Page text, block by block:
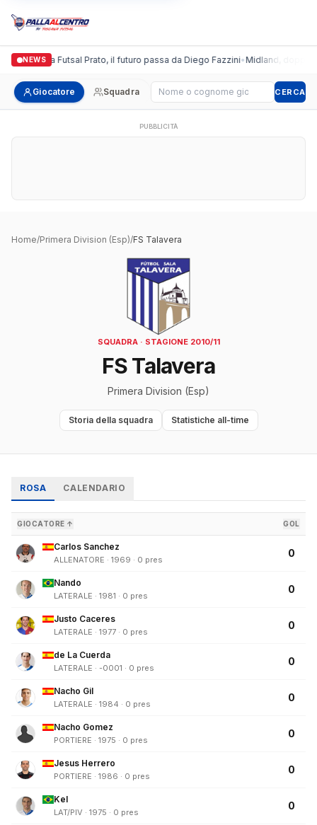
NEWS
Italgronda Futsal Prato, il futuro passa da Diego Fazzini•Midland, doppio
Giocatore Squadra Cerca giocatore CERCA
PUBBLICITÀ
Home/Primera Division (Esp)/FS Talavera
SQUADRA · STAGIONE 2010/11
FS Talavera
Primera Division (Esp)
Storia della squadra Statistiche all-time
ROSA CALENDARIO
GIOCATORE ↑ GOL
Carlos Sanchez
ALLENATORE · 1969 · 0 pres
0
Nando
LATERALE · 1981 · 0 pres
0
Justo Caceres
LATERALE · 1977 · 0 pres
0
de La Cuerda
LATERALE · -0001 · 0 pres
0
Nacho Gil
LATERALE · 1984 · 0 pres
0
Nacho Gomez
PORTIERE · 1975 · 0 pres
0
Jesus Herrero
PORTIERE · 1986 · 0 pres
0
Kel
LAT/PIV · 1975 · 0 pres
0